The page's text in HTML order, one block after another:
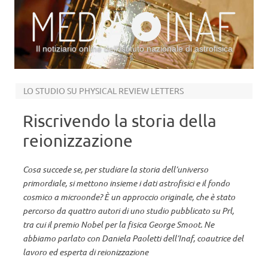
Il notiziario online dell’Istituto nazionale di astrofisica
LO STUDIO SU PHYSICAL REVIEW LETTERS
Riscrivendo la storia della
reionizzazione
Cosa succede se, per studiare la storia dell’universo
primordiale, si mettono insieme i dati astrofisici e il fondo
cosmico a microonde? È un approccio originale, che è stato
percorso da quattro autori di uno studio pubblicato su Prl,
tra cui il premio Nobel per la fisica George Smoot. Ne
abbiamo parlato con Daniela Paoletti dell’Inaf, coautrice del
lavoro ed esperta di reionizzazione